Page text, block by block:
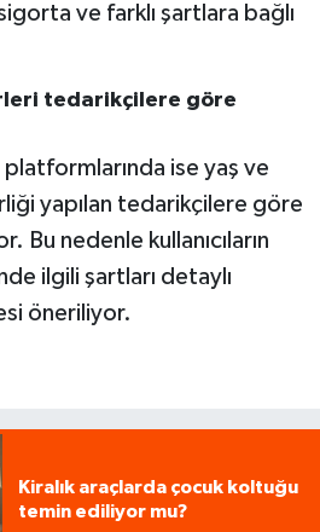
ve farklı şartlara bağlı
tedarikçilere göre
ise yaş ve
yapılan tedarikçilere göre
Bu nedenle kullanıcıların
ilgili şartları detaylı
öneriliyor.
Kiralık araçlarda çocuk koltuğu
temin ediliyor mu?